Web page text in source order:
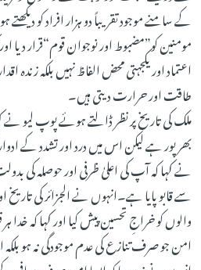
کے سامنے موجود تقریباً دو ہزار افراد کو
مومنین کو”مضبوط اور نوجوان قوم“قرار دیا
اعتماد اور یکجہتی محض الفاظ نہیں بلکہ زندہ
طاقت اور حرارت دیتی ہیں۔
ملک کی تاریخ پر نظر ڈالتے ہوئے پوپ لیو نے
بھرپور ہے لیکن اس میں درد اور تشدد کے
نے کہا کہ آپ کی اعلیٰ ظرفی اور حوصلہ کی
سے قابو پایا ہے۔انہوں نے الجزائر کی
والوں کو خراجِ تحسین پیش کیا اور کہا کہ
امن جو صرف تنازع کی عدم موجودگی نہ ہو